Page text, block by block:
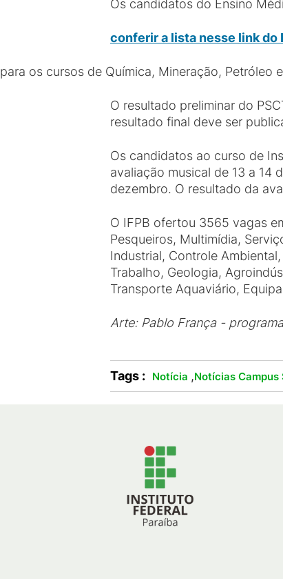
Os candidatos do Ensino
conferir a lista nesse link do
para os cursos de Química, Mineração, Petróleo
O resultado preliminar do
resultado final deve ser
Os candidatos ao curso de
avaliação musical de 13 a 14
dezembro. O resultado da
O IFPB ofertou 3565 vagas
Pesqueiros, Multimídia,
Industrial, Controle
Trabalho, Geologia,
Transporte Aquaviário,
Arte: Pablo França -
Tags : Notícia ,Notícias Campus